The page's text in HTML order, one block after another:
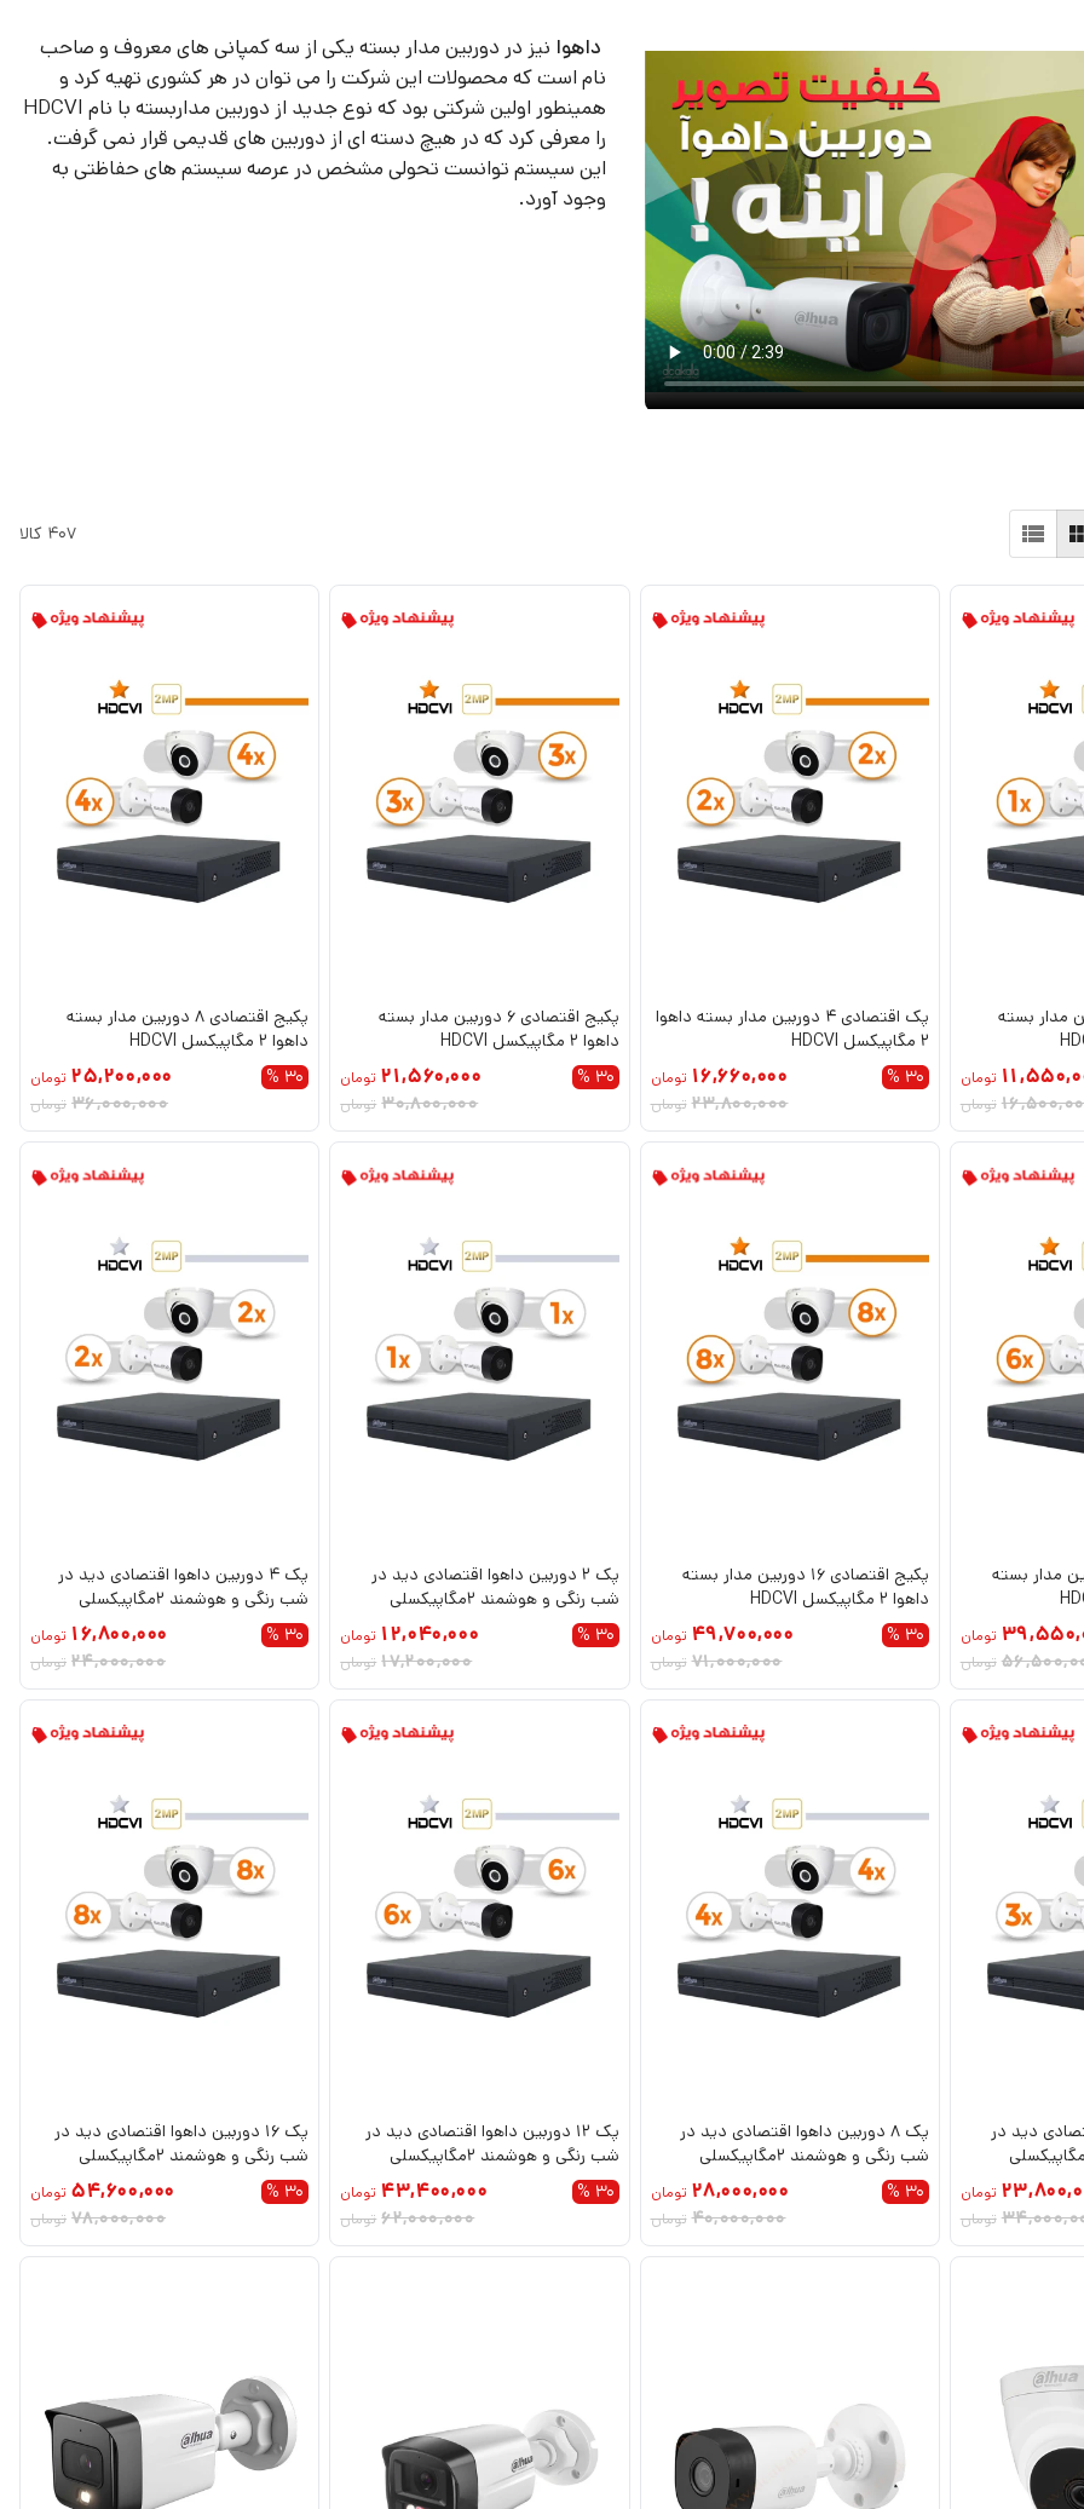
داهوا نیز در دوربین مدار بسته یکی از سه کمپانی های معروف و صاحب
نام است که محصولات این شرکت را می توان در هر کشوری تهیه کرد و
همینطور اولین شرکتی بود که نوع جدید از دوربین مداربسته با نام HDCVI
را معرفی کرد که در هیچ دسته ای از دوربین های قدیمی قرار نمی گرفت.
این سیستم توانست تحولی مشخص در عرصه سیستم های حفاظتی به
وجود آورد.
407 کالا
2 دوربین مدار بسته
تومان
تومان
پک اقتصادی 4 دوربین مدار بسته داهوا
2 مگاپیکسل HDCVI
30 %
16,660,000 تومان
23,800,000 تومان
پکیج اقتصادی 6 دوربین مدار بسته
داهوا 2 مگاپیکسل HDCVI
30 %
21,560,000 تومان
30,800,000 تومان
پکیج اقتصادی 8 دوربین مدار بسته
داهوا 2 مگاپیکسل HDCVI
30 %
25,200,000 تومان
36,000,000 تومان
12 دوربین مدار بسته
تومان
تومان
پکیج اقتصادی 16 دوربین مدار بسته
داهوا 2 مگاپیکسل HDCVI
30 %
49,700,000 تومان
71,000,000 تومان
پک 2 دوربین داهوا اقتصادی دید در
شب رنگی و هوشمند 2مگاپیکسلی
HDCVI
30 %
12,040,000 تومان
17,200,000 تومان
پک 4 دوربین داهوا اقتصادی دید در
شب رنگی و هوشمند 2مگاپیکسلی
HDCVI
30 %
16,800,000 تومان
24,000,000 تومان
دید در
شب رنگی و هوشمند 2مگاپیکسلی
تومان
تومان
پک 8 دوربین داهوا اقتصادی دید در
شب رنگی و هوشمند 2مگاپیکسلی
30 %
28,000,000 تومان
40,000,000 تومان
پک 12 دوربین داهوا اقتصادی دید در
شب رنگی و هوشمند 2مگاپیکسلی
30 %
43,400,000 تومان
62,000,000 تومان
پک 16 دوربین داهوا اقتصادی دید در
شب رنگی و هوشمند 2مگاپیکسلی
30 %
54,600,000 تومان
78,000,000 تومان